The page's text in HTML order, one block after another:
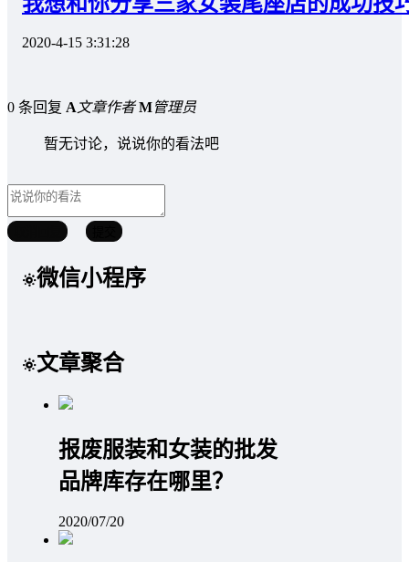
2020-4-15 3:31:28
0 条回复 A文章作者 M管理员
暂无讨论，说说你的看法吧
微信小程序
文章聚合
报废服装和女装的批发
品牌库存在哪里？
2020/07/20